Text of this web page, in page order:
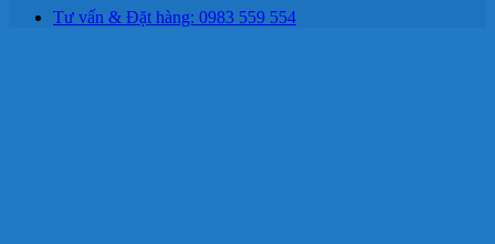
Tư vấn & Đặt hàng: 0983 559 554